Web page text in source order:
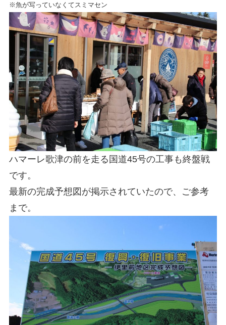
※魚が写っていなくてスミマセン
ハマーレ歌津の前を走る国道45号の工事も終盤戦
です。
最新の完成予想図が掲示されていたので、ご参考
まで。